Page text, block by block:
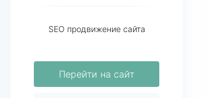
SEO продвижение сайта
Перейти на сайт